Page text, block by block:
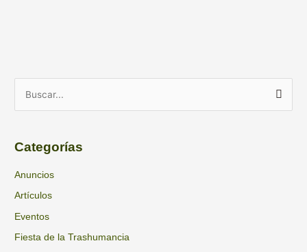
c
a
r
Categorías
Anuncios
Artículos
Eventos
Fiesta de la Trashumancia
h
v
o
s